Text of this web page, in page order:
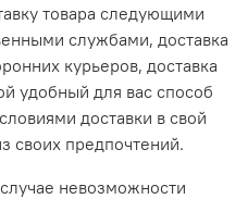
товара следующими
службами, доставка
курьеров, доставка
удобный для вас способ
доставки в свой
своих предпочтений.
невозможности